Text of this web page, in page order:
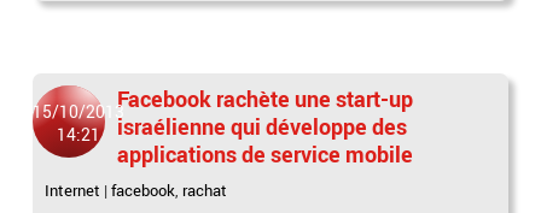
15/10/2013
14:21
Facebook rachète une start-up
israélienne qui développe des
applications de service mobile
Internet |facebook, rachat